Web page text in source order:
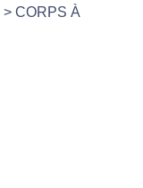
>CORPS À